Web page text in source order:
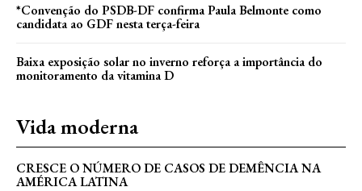
*Convenção do PSDB-DF confirma Paula Belmonte como
candidata ao GDF nesta terça-feira
Baixa exposição solar no inverno reforça a importância do
monitoramento da vitamina D
Vida moderna
CRESCE O NÚMERO DE CASOS DE DEMÊNCIA NA
AMÉRICA LATINA